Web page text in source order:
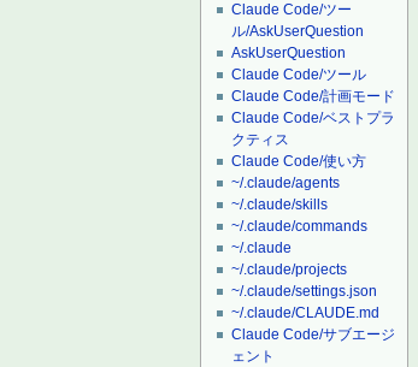
Claude Code/ツー
ル/AskUserQuestion
AskUserQuestion
Claude Code/ツール
Claude Code/計画モード
Claude Code/ベストプラ
クティス
Claude Code/使い方
~/.claude/agents
~/.claude/skills
~/.claude/commands
~/.claude
~/.claude/projects
~/.claude/settings.json
~/.claude/CLAUDE.md
Claude Code/サブエージ
ェント